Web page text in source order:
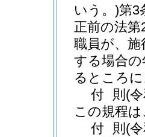
いう。)第3
正前の法
職員が、
する場合
るところ
付 則 (
この規程
付 則 (